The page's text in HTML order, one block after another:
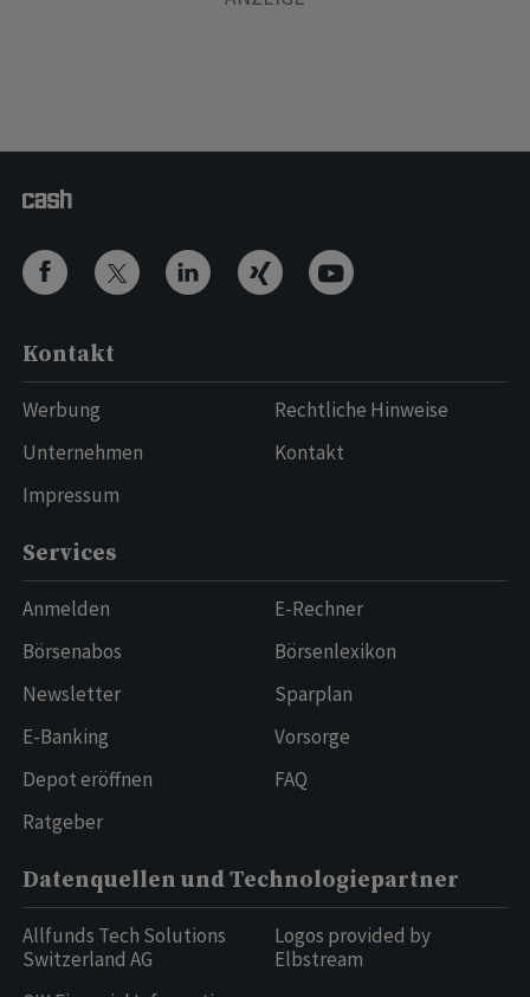
Kontakt
Werbung
Unternehmen
Impressum
Rechtliche Hinweise
Kontakt
Services
Anmelden
Börsenabos
Newsletter
E-Banking
Depot eröffnen
Ratgeber
E-Rechner
Börsenlexikon
Sparplan
Vorsorge
FAQ
Datenquellen und Technologiepartner
Allfunds Tech Solutions
Switzerland AG
Logos provided by
Elbstream